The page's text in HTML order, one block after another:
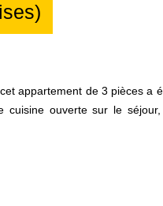
appartement de 3 pièces a
ouverte sur le